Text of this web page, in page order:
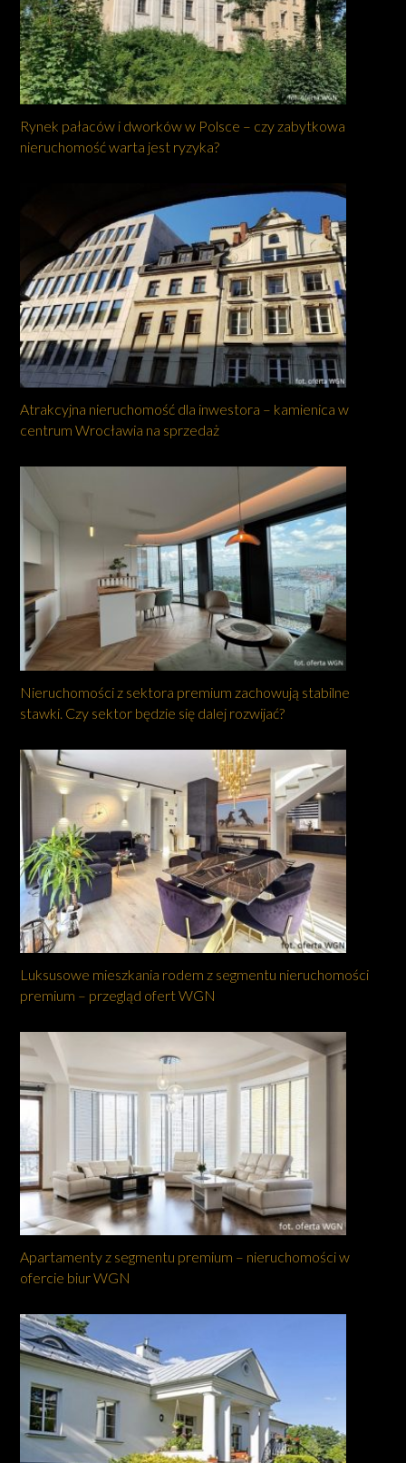
Rynek pałaców i dworków w Polsce – czy zabytkowa
nieruchomość warta jest ryzyka?
Atrakcyjna nieruchomość dla inwestora – kamienica w
centrum Wrocławia na sprzedaż
Nieruchomości z sektora premium zachowują stabilne
stawki. Czy sektor będzie się dalej rozwijać?
Luksusowe mieszkania rodem z segmentu nieruchomości
premium – przegląd ofert WGN
Apartamenty z segmentu premium – nieruchomości w
ofercie biur WGN